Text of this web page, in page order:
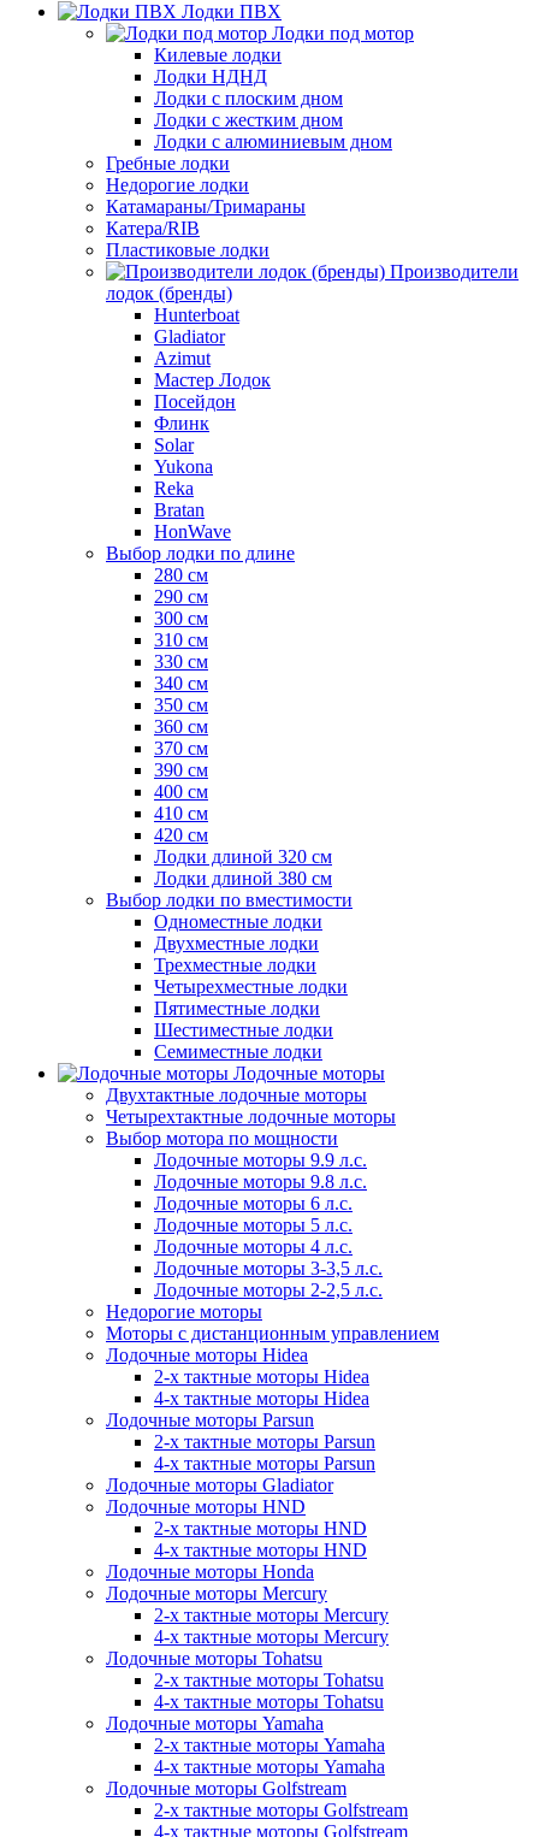
Лодки ПВХ
Лодки под мотор
Килевые лодки
Лодки НДНД
Лодки с плоским дном
Лодки с жестким дном
Лодки с алюминиевым дном
Гребные лодки
Недорогие лодки
Катамараны/Тримараны
Катера/RIB
Пластиковые лодки
Производители
лодок (бренды)
Hunterboat
Gladiator
Azimut
Мастер Лодок
Посейдон
Флинк
Solar
Yukona
Reka
Bratan
HonWave
Выбор лодки по длине
280 см
290 см
300 см
310 см
330 см
340 см
350 см
360 см
370 см
390 см
400 см
410 см
420 см
Лодки длиной 320 см
Лодки длиной 380 см
Выбор лодки по вместимости
Одноместные лодки
Двухместные лодки
Трехместные лодки
Четырехместные лодки
Пятиместные лодки
Шестиместные лодки
Семиместные лодки
Лодочные моторы
Двухтактные лодочные моторы
Четырехтактные лодочные моторы
Выбор мотора по мощности
Лодочные моторы 9.9 л.с.
Лодочные моторы 9.8 л.с.
Лодочные моторы 6 л.с.
Лодочные моторы 5 л.с.
Лодочные моторы 4 л.с.
Лодочные моторы 3-3,5 л.с.
Лодочные моторы 2-2,5 л.с.
Недорогие моторы
Моторы с дистанционным управлением
Лодочные моторы Hidea
2-х тактные моторы Hidea
4-х тактные моторы Hidea
Лодочные моторы Parsun
2-х тактные моторы Parsun
4-х тактные моторы Parsun
Лодочные моторы Gladiator
Лодочные моторы HND
2-х тактные моторы HND
4-х тактные моторы HND
Лодочные моторы Honda
Лодочные моторы Mercury
2-х тактные моторы Mercury
4-х тактные моторы Mercury
Лодочные моторы Tohatsu
2-х тактные моторы Tohatsu
4-х тактные моторы Tohatsu
Лодочные моторы Yamaha
2-х тактные моторы Yamaha
4-х тактные моторы Yamaha
Лодочные моторы Golfstream
2-х тактные моторы Golfstream
4-х тактные моторы Golfstream